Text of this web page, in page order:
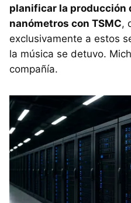
planificar la producción
nanómetros con TSMC,
exclusivamente a estos
la música se detuvo.
compañía.